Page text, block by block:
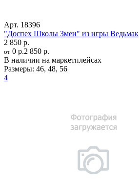
Арт. 18396
"Доспех Школы Змеи" из игры Ведьмак
2 850 р.
от 0 р.2 850 р.
В наличии на маркетплейсах
Размеры: 46, 48, 56
4